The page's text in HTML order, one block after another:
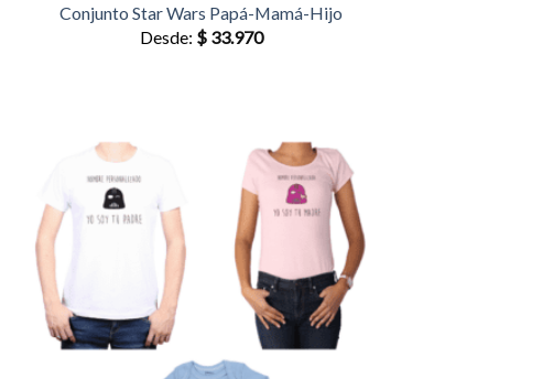
Conjunto Star Wars Papá-Mamá-Hijo
Desde: $33.970